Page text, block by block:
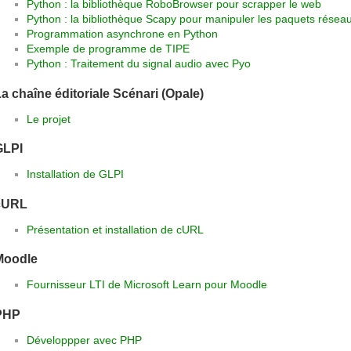
Python : la bibliothèque RoboBrowser pour scrapper le web
Python : la bibliothèque Scapy pour manipuler les paquets
Programmation asynchrone en Python
Exemple de programme de TIPE
Python : Traitement du signal audio avec Pyo
chaîne éditoriale Scénari (Opale)
Le projet
Installation de GLPI
Présentation et installation de cURL
Fournisseur LTI de Microsoft Learn pour Moodle
Développper avec PHP